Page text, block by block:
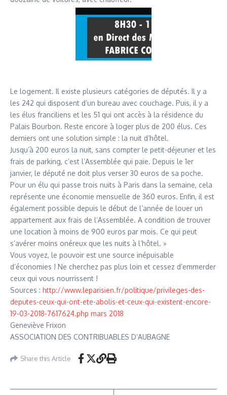
Le logement. Il existe plusieurs catégories de députés. Il y a
les 242 qui disposent d’un bureau avec couchage. Puis, il y a
les élus franciliens et les 51 qui ont accès à la résidence du
Palais Bourbon. Reste encore à loger plus de 200 élus. Ces
derniers ont une solution simple : la nuit d’hôtel.
Jusqu’à 200 euros la nuit, sans compter le petit-déjeuner et les
frais de parking, c’est l’Assemblée qui paie. Depuis le 1er
janvier, le député ne doit plus verser 30 euros de sa poche.
Pour un élu qui passe trois nuits à Paris dans la semaine, cela
représente une économie mensuelle de 360 euros. Enfin, il est
également possible depuis le début de l’année de louer un
appartement aux frais de l’Assemblée. A condition de trouver
une location à moins de 900 euros par mois. Ce qui peut
s’avérer moins onéreux que les nuits à l’hôtel. »
Vous voyez, le pouvoir est une source inépuisable
d’économies ! Ne cherchez pas plus loin et cessez d’emmerder
ceux qui vous nourrissent !
Sources : http://www.leparisien.fr/politique/privileges-des-
deputes-ceux-qui-ont-ete-abolis-et-ceux-qui-existent-encore-
19-03-2018-7617624.php mars 2018
Geneviève Frixon
ASSOCIATION DES CONTRIBUABLES D’AUBAGNE
Share this Article